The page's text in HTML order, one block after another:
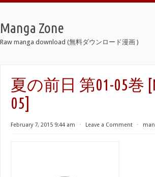
Manga Zone
Raw manga download (無料ダウンロード漫画 )
夏の前日 第01-05巻
05]
February 7, 2015 9:44 am ⋅ Leave a Comment ⋅